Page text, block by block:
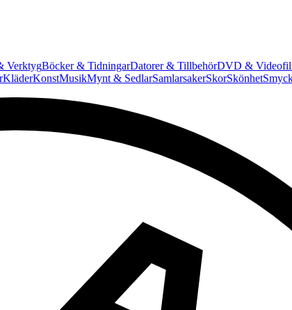
VerktygBöcker & TidningarDatorer & TillbehörDVD &
KläderKonstMusikMynt & SedlarSamlarsakerSkorSkönhet